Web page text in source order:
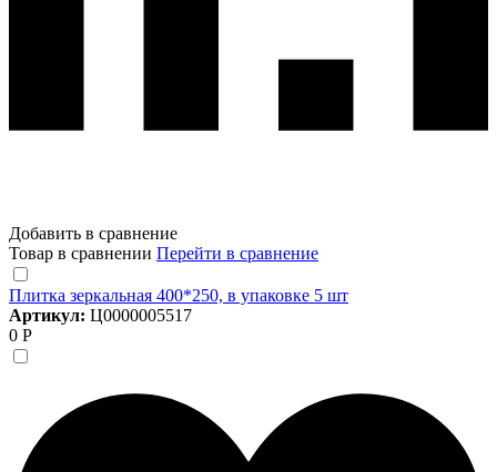
Добавить в сравнение
Товар в сравнении Перейти в сравнение
Плитка зеркальная 400*250, в упаковке 5 шт
Артикул: Ц0000005517
0 Р